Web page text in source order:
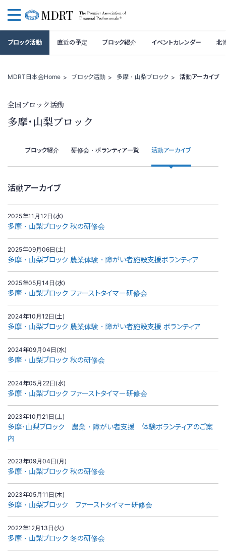
MDRT日本会Home ブロック活動 多摩・山梨ブロック 活動アーカイブ
全国ブロック活動
多摩・山梨ブロック
ブロック紹介 研修会・ボランティア一覧 活動アーカイブ
活動アーカイブ
2025年11月12日(水)
多摩・山梨ブロック 秋の研修会
2025年09月06日(土)
多摩・山梨ブロック 農業体験・障がい者施設支援ボランティア
2025年05月14日(水)
多摩・山梨ブロック ファーストタイマー研修会
2024年10月12日(土)
多摩・山梨ブロック 農業体験・障がい者施設支援 ボランティア
2024年09月04日(水)
多摩・山梨ブロック 秋の研修会
2024年05月22日(水)
多摩・山梨ブロック ファーストタイマー研修会
2023年10月21日(土)
多摩･山梨ブロック 農業・障がい者支援 体験ボランティアのご案
内
2023年09月04日(月)
多摩・山梨ブロック 秋の研修会
2023年05月11日(木)
多摩・山梨ブロック ファーストタイマー研修会
2022年12月13日(火)
多摩・山梨ブロック 冬の研修会
ブロック活動 直近の予定 ブロック紹介 イベントカレンダー 北